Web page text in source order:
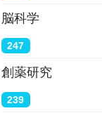
脳科学
247
創薬研究
239